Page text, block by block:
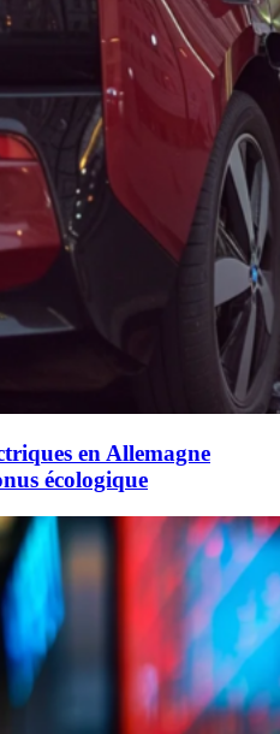
en Allemagne
écologique